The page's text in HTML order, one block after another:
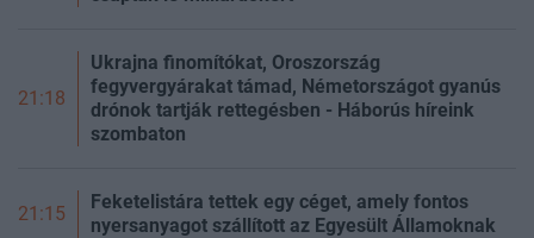
21:18
Ukrajna finomítókat, Oroszország
fegyvergyárakat támad, Németországot gyanús
drónok tartják rettegésben - Háborús híreink
szombaton
21:15
Feketelistára tettek egy céget, amely fontos
nyersanyagot szállított az Egyesült Államoknak